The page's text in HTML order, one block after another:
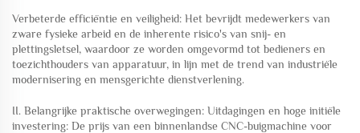
Verbeterde efficiëntie en veiligheid: Het bevrijdt medewerkers van
zware fysieke arbeid en de inherente risico's van snij- en
plettingsletsel, waardoor ze worden omgevormd tot bedieners en
toezichthouders van apparatuur, in lijn met de trend van industriële
modernisering en mensgerichte dienstverlening.
II. Belangrijke praktische overwegingen: Uitdagingen en hoge initiële
investering: De prijs van een binnenlandse CNC-buigmachine voor